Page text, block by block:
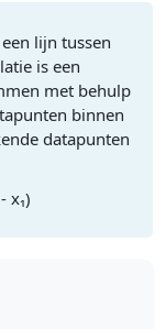
lijn tussen
is een
met behulp
binnen
datapunten
x₁)